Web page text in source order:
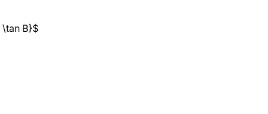
\tan B}$